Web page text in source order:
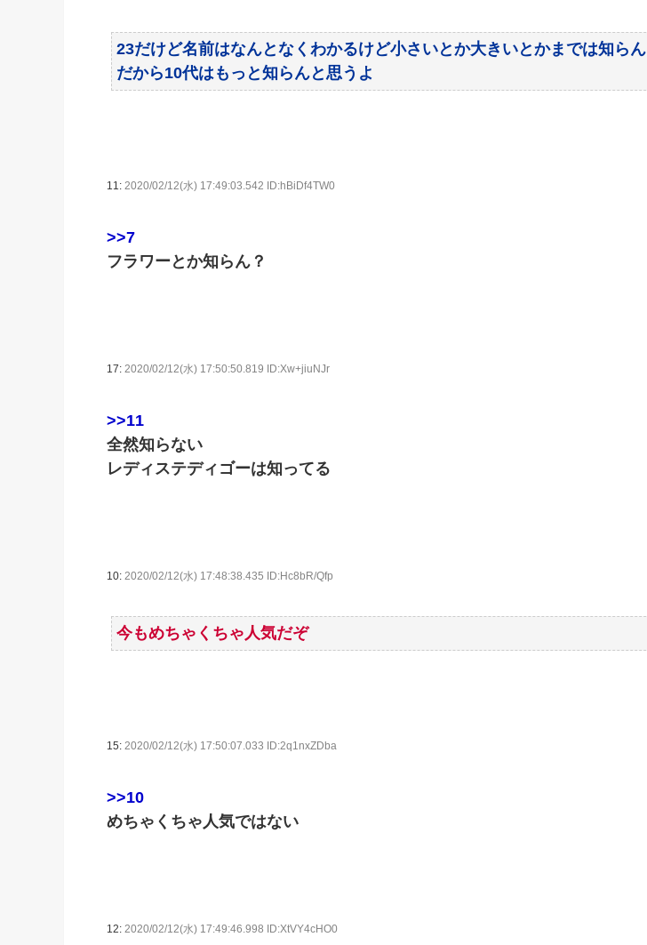
23だけど名前はなんとなくわかるけど小さいとか大きいとかまでは知らん
だから10代はもっと知らんと思うよ
11: 2020/02/12(水) 17:49:03.542 ID:hBiDf4TW0
>>7
フラワーとか知らん？
17: 2020/02/12(水) 17:50:50.819 ID:Xw+jiuNJr
>>11
全然知らない
レディステディゴーは知ってる
10: 2020/02/12(水) 17:48:38.435 ID:Hc8bR/Qfp
今もめちゃくちゃ人気だぞ
15: 2020/02/12(水) 17:50:07.033 ID:2q1nxZDba
>>10
めちゃくちゃ人気ではない
12: 2020/02/12(水) 17:49:46.998 ID:XtVY4cHO0